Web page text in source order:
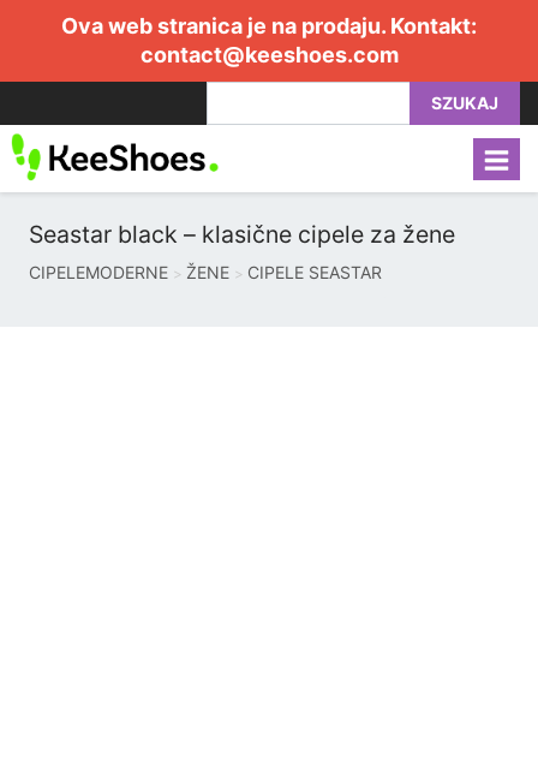
Ova web stranica je na prodaju. Kontakt:
contact@keeshoes.com
SZUKAJ
Seastar black – klasične cipele za žene
CIPELEMODERNE ŽENE CIPELE SEASTAR